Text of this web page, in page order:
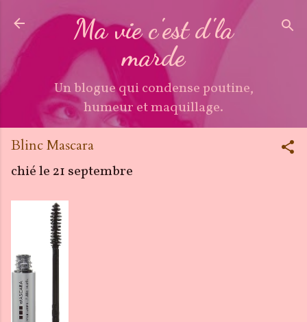
Accéder au contenu principal
Ma vie c'est d'la
marde
Un blogue qui condense poutine,
humeur et maquillage.
Blinc Mascara
chié le21 septembre